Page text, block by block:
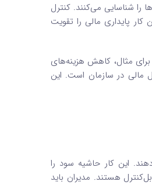
را شناسایی می‌کنند. کنترل
پایداری مالی را تقویت
مثال، کاهش هزینه‌های
مالی در سازمان است. این
این کار حاشیه سود را
هستند. مدیران باید